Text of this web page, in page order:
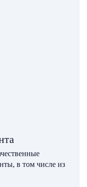
в том числе из